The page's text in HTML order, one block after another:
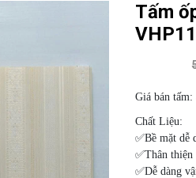
Tấm
VHP11
Giá bán tấm:
Chất Liệu:
✅Bề mặt dễ
✅Thân
✅Dễ dàng